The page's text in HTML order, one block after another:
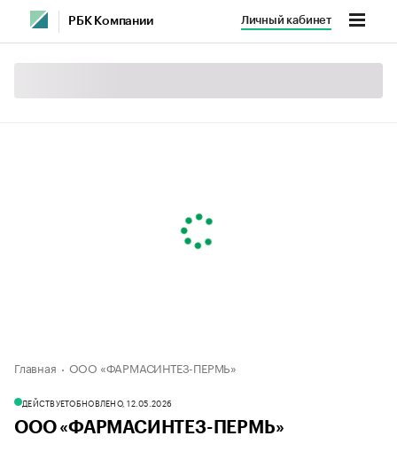
РБК Компании Личный кабинет
Главная ООО «ФАРМАСИНТЕЗ-ПЕРМЬ»
ДЕЙСТВУЕТОБНОВЛЕНО, 12.05.2026
ООО «ФАРМАСИНТЕЗ-ПЕРМЬ»